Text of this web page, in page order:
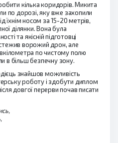
кілька коридорів. Микита
по дорозі, яку вже захопили
їхнім носом за 15-20 метрів,
ділянки. Вона була
та якісній підготовці
ворожий дрон, але
по чистому полю
в більш безпечну зону.
знайшов можливість
роботу і здобути диплом
довгої перерви почав писати